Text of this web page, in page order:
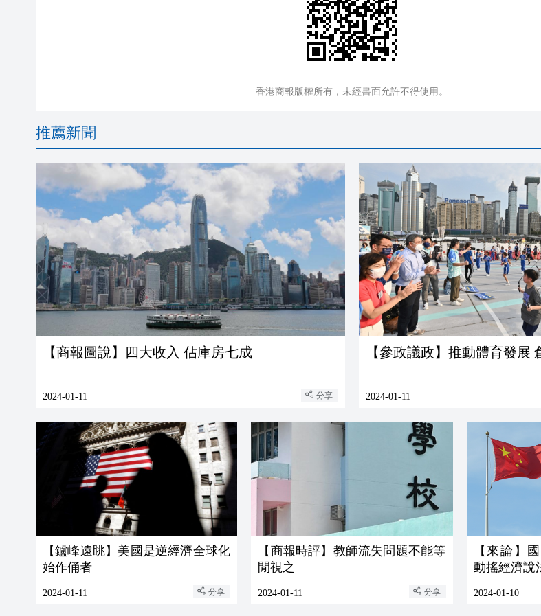
香港商報版權所有，未經書面允許不得使用。
推薦新聞
【商報圖說】四大收入 佔庫房七成
2024-01-11 分享
【參政議政】推動體育發展
2024-01-11
【鑪峰遠眺】美國是逆經濟全球化
始作俑者
2024-01-11 分享
【商報時評】教師流失問題不能等
閒視之
2024-01-11 分享
【來論】
動搖經濟說
2024-01-10